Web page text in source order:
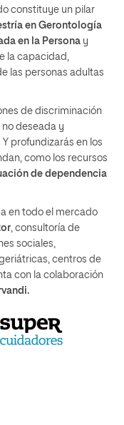
constituye un pilar
en Gerontología
en la Persona y
la capacidad,
las personas adultas
de discriminación
deseada y
profundizarás en los
como los recursos
de dependencia
en todo el mercado
, consultoría de
sociales,
centros de
con la colaboración